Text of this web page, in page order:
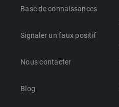
Base de connaissances
Signaler un faux positif
Nous contacter
Blog